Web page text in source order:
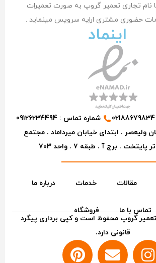
نام تجاری تعمیر گروپ به صورت تعمیرات
حضوری مشتری اراِیه سرویس مینماید .
اینماد
شماره تماس : 09126234494
ولیعصر . ابتدای خیابان میرداماد . مجتمع
پایتخت . برج آ . طبقه ۷ . واحد ۷۰۳
مقالات خدمات درباره ما
تماس با ما
فروشگاه
گروپ محفوظ است و کپی برداری پیگرد
قانونی دارد.